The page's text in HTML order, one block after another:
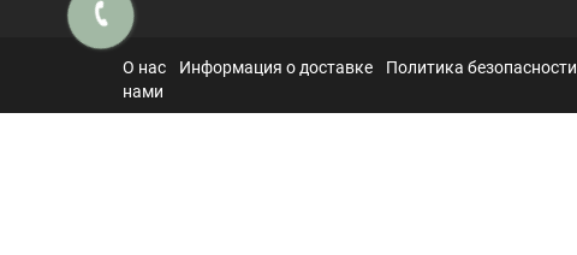
О нас Информация о доставке Политика безопасности
нами